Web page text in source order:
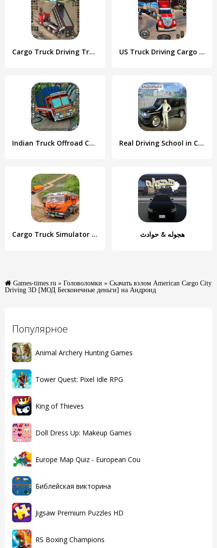
Популярное
Animal Archery Hunting Games
Tower Quest: Pixel Idle RPG
King of Thieves
Doll Dress Up: Makeup Games
Europe Map Quiz - European Cou
Библейская викторина
Jigsaw Premium Puzzles HD
RS Boxing Champions
Cargo Truck Driving Truck Game US Truck Driving Cargo Game 3D
Indian Truck Offroad Cargo Sim Real Driving School in City
Cargo Truck Simulator Games 3D هجوله & حوادث
Games-times.ru » Головоломки » Скачать взлом American Cargo City
Driving 3D [МОД Бесконечные деньги] на Андроид